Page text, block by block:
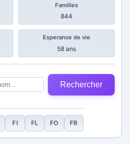
Familles
844
Esperance de vie
58 ans
Rechercher
FI FL FO FR